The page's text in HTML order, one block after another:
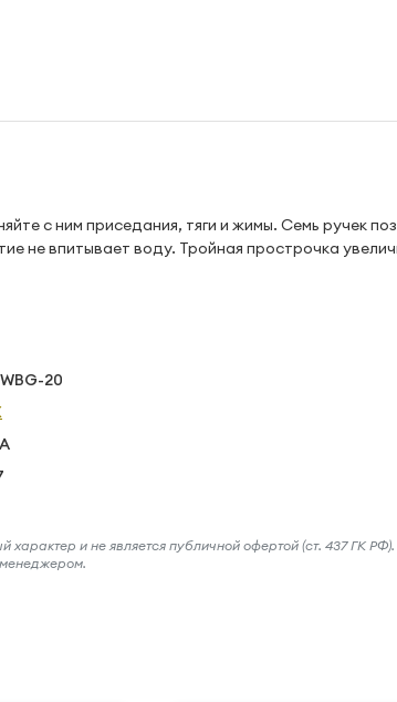
с ним приседания, тяги и жимы. Семь ручек
не впитывает воду. Тройная прострочка
20
и не является публичной офертой (ст. 437 ГК РФ).